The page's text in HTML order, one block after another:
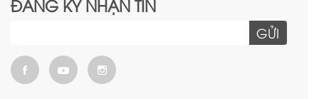
ĐĂNG KÝ NHẬN TIN
GỬI